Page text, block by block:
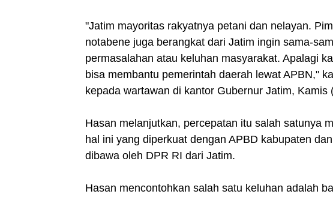
"Jatim mayoritas rakyatnya petani dan nelayan.
notabene juga berangkat dari Jatim ingin sama-
permasalahan atau keluhan masyarakat. Apalagi
bisa membantu pemerintah daerah lewat APBN,"
kepada wartawan di kantor Gubernur Jatim, Kamis
Hasan melanjutkan, percepatan itu salah satunya
hal ini yang diperkuat dengan APBD kabupaten
dibawa oleh DPR RI dari Jatim.
Hasan mencontohkan salah satu keluhan adalah